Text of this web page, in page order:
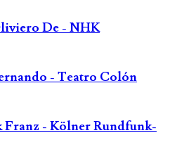
De - NHK
- Teatro Colón
Franz - Kölner Rundfunk-